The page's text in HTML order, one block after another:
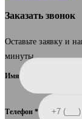
Заказать звонок
Оставьте заявку и
минуты.
Имя
Телефон *